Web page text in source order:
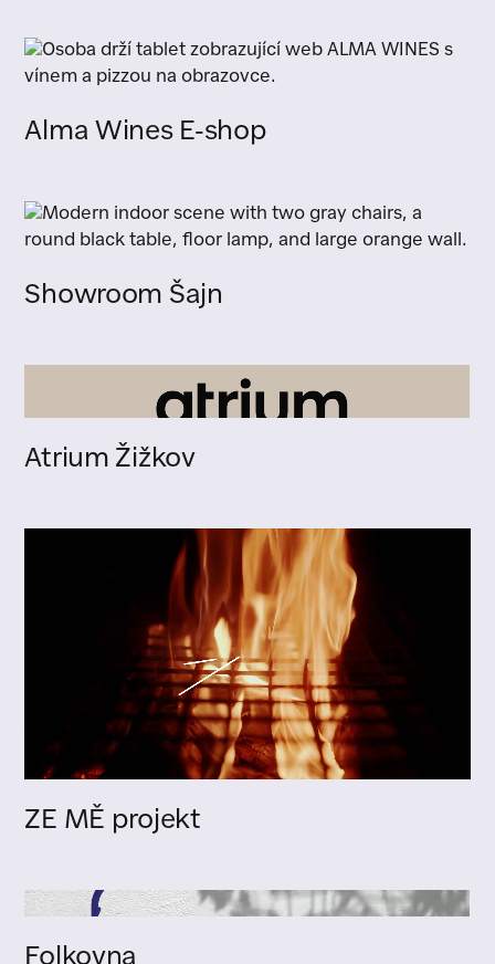
Alma Wines E-shop
Showroom Šajn
Atrium Žižkov
ZE MĚ projekt
Folkovna